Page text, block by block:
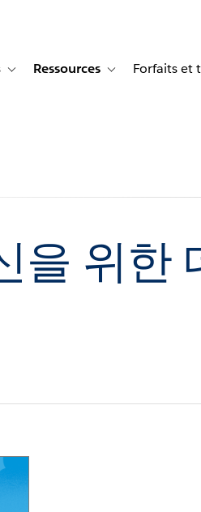
for Témoignages clients
Toggle sub-navigation for Solutions
Ressources Toggle sub-
Forfaits et
을 위한